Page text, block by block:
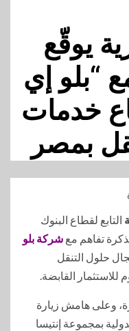
يوقّع
“بلو إي
خدمات
بمصر
التابع لقطاع البنوك
تفاهم مع شركة بلو
حلول التنقل
للاستثمار القابضة.
وعلى هامش زيارة
بمجموعة إنتيسا